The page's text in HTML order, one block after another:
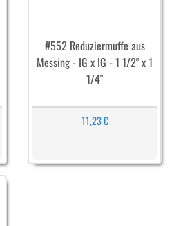
#552 Reduziermuffe aus
Messing - IG x IG - 1 1/2" x 1
1/4"
11,23 €